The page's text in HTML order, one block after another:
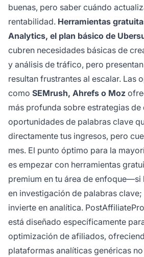
buenas, pero saber cuándo
rentabilidad. Herramientas
Analytics, el plan básico de
cubren necesidades básicas de
y análisis de tráfico, pero
resultan frustrantes al escalar. Las
como SEMrush, Ahrefs o Moz
más profunda sobre estrategias
oportunidades de palabras clave
directamente tus ingresos, pero
mes. El punto óptimo para la
es empezar con herramientas
premium en tu área de enfoque—si
en investigación de palabras clave;
invierte en analítica.
está diseñado específicamente
optimización de afiliados,
plataformas analíticas genéricas